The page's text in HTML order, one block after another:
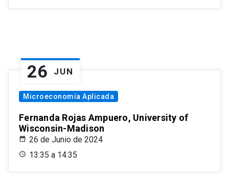
26 JUN
Microeconomía Aplicada
Fernanda Rojas Ampuero, University of
Wisconsin-Madison
26 de Junio de 2024
13:35 a 14:35